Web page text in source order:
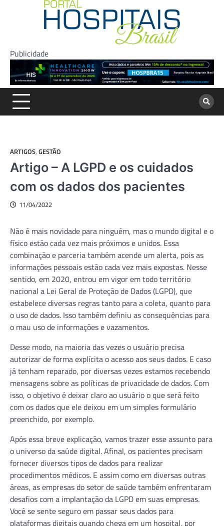
Publicidade
ARTIGOS, GESTÃO
Artigo – A LGPD e os cuidados
com os dados dos pacientes
11/04/2022
Não é mais novidade para ninguém, mas o mundo digital e o
físico estão cada vez mais próximos e unidos. Essa
combinação e parceria também acende um alerta, pois as
informações pessoais estão cada vez mais expostas. Nesse
sentido, em 2020, entrou em vigor em todo território
nacional a Lei Geral de Proteção de Dados (LGPD), que
estabelece diversas regras tanto para a coleta, quanto para
o uso de dados. Isso também definiu as consequências para
o mau uso de informações e vazamentos.
Desse modo, na maioria das vezes o usuário precisa
autorizar de forma explícita o acesso aos seus dados. E caso
já tenham reparado, por diversas vezes estamos recebendo
mensagens sobre as políticas de privacidade de dados. Com
isso, o objetivo é deixar claro ao usuário o que será feito
com os dados que ele deixou em um simples formulário
preenchido, por exemplo.
Após essa breve explicação, vamos trazer esse assunto para
o universo da saúde digital. Afinal, os pacientes precisam
fornecer diversos tipos de dados para realizar
procedimentos médicos. E assim como em diversas outras
áreas, as empresas do setor de saúde também enfrentaram
desafios com a implantação da LGPD em suas empresas.
Você se sente seguro em passar seus dados para
plataformas digitais quando chega em um hospital, por